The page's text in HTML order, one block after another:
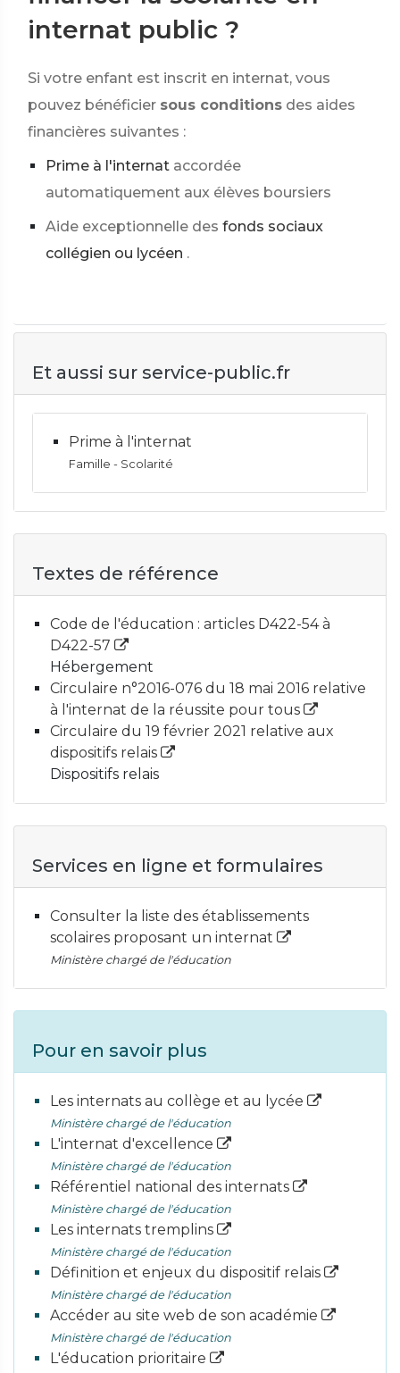
internat public ?
Si votre enfant est inscrit en internat, vous
pouvez bénéficier sous conditions des aides
financières suivantes :
Prime à l'internat accordée
automatiquement aux élèves boursiers
Aide exceptionnelle des fonds sociaux
collégien ou lycéen .
Et aussi sur service-public.fr
Prime à l'internat
Famille - Scolarité
Textes de référence
Code de l'éducation : articles D422-54 à
D422-57
Hébergement
Circulaire n°2016-076 du 18 mai 2016 relative
à l'internat de la réussite pour tous
Circulaire du 19 février 2021 relative aux
dispositifs relais
Dispositifs relais
Services en ligne et formulaires
Consulter la liste des établissements
scolaires proposant un internat
Ministère chargé de l'éducation
Pour en savoir plus
Les internats au collège et au lycée
Ministère chargé de l'éducation
L'internat d'excellence
Ministère chargé de l'éducation
Référentiel national des internats
Ministère chargé de l'éducation
Les internats tremplins
Ministère chargé de l'éducation
Définition et enjeux du dispositif relais
Ministère chargé de l'éducation
Accéder au site web de son académie
Ministère chargé de l'éducation
L'éducation prioritaire